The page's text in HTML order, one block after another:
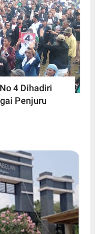
4 Dihadiri
Penjuru